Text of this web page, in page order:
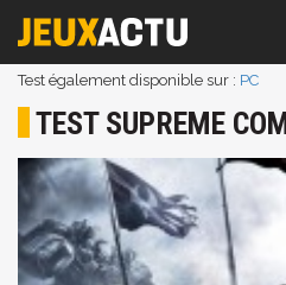
Test également disponible sur : PC
TEST SUPREME